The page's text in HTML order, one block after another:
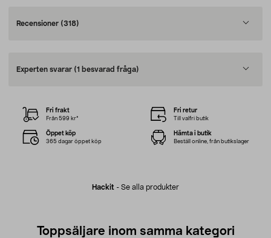
Recensioner (318)
Experten svarar (1 besvarad fråga)
Hackit - Se alla produkter
Fri frakt
Från 599 kr*
Fri retur
Till valfri butik
Öppet köp
365 dagar öppet köp
Hämta i butik
Beställ online, från butikslager
Toppsäljare inom samma kategori